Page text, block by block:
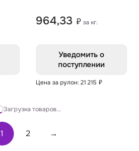
964,33 ₽ за кг.
Уведомить о
поступлении
Цена за рулон: 21 215 ₽
Загрузка товаров...
1 2 →